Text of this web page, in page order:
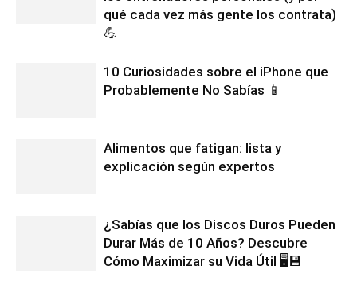
qué cada vez más gente los contrata)
💪
10 Curiosidades sobre el iPhone que
Probablemente No Sabías 📱
Alimentos que fatigan: lista y
explicación según expertos
¿Sabías que los Discos Duros Pueden
Durar Más de 10 Años? Descubre
Cómo Maximizar su Vida Útil 🖥️💾